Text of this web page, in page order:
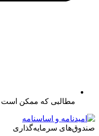
مطالبی که ممکن است
صندوق‌های سرمایه‌گذاری